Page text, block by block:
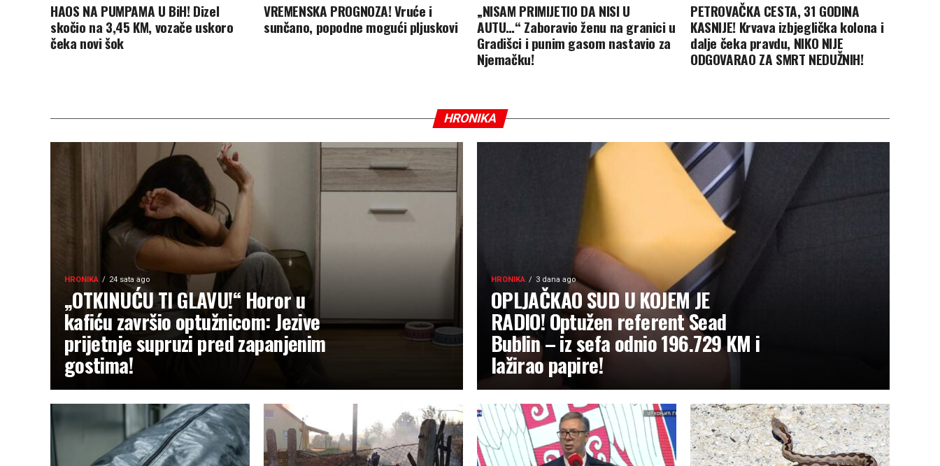
HAOS NA PUMPAMA U BiH! Dizel
skočio na 3,45 KM, vozače uskoro
čeka novi šok
VREMENSKA PROGNOZA! Vruće i
sunčano, popodne mogući pljuskovi
„NISAM PRIMIJETIO DA NISI U
AUTU…“ Zaboravio ženu na granici u
Gradišci i punim gasom nastavio za
Njemačku!
PETROVAČKA CESTA, 31 GODINA
KASNIJE! Krvava izbjeglička kolona i
dalje čeka pravdu, NIKO NIJE
ODGOVARAO ZA SMRT NEDUŽNIH!
HRONIKA
HRONIKA 24 sata ago
„OTKINUĆU TI GLAVU!“ Horor u
kafiću završio optužnicom: Jezive
prijetnje supruzi pred zapanjenim
gostima!
HRONIKA 3 dana ago
OPLJAČKAO SUD U KOJEM JE
RADIO! Optužen referent Sead
Bublin – iz sefa odnio 196.729 KM i
lažirao papire!